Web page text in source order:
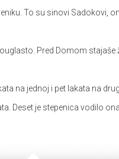
To su sinovi Sadokovi,
Pred Domom stajaše
na jednoj i pet lakata na
Deset je stepenica vodilo